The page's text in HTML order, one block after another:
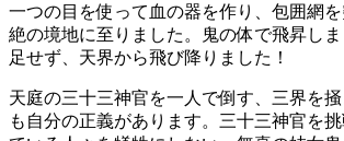
一つの目を使って血の器を作り、包囲網
絶の境地に至りました。鬼の体で飛昇し
足せず、天界から飛び降りました！
天庭の三十三神官を一人で倒す、三界を
も自分の正義があります。三十三神官を